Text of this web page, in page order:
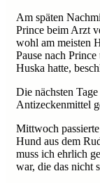
Am späten
Prince beim Arzt
wohl am meisten
Pause nach
Huska hatte,
Die nächsten
Antizeckenmittel
Mittwoch
Hund aus dem
muss ich ehrlich
war, die das nicht